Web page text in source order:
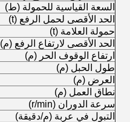
السعة القياسية للحمولة (ط)
الحد الأقصى لحمل الرفع (t)
حمولة العلامة (t)
الحد الأقصى لارتفاع الرفع (م)
ارتفاع الوقوف الحر (م)
طول الحبل (م)
العرض (م)
نطاق العمل (م)
سرعة الدوران (r/min)
التبول في عربة (م/دقيقة)